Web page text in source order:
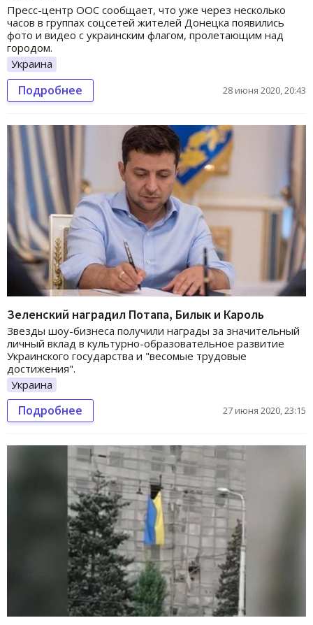
Пресс-центр ООС сообщает, что уже через несколько
часов в группах соцсетей жителей Донецка появились
фото и видео с украинским флагом, пролетающим над
городом.
Украина
Подробнее 28 июня 2020, 20:43
Зеленский наградил Потапа, Билык и Кароль
Звезды шоу-бизнеса получили награды за значительный
личный вклад в культурно-образовательное развитие
Украинского государства и "весомые трудовые
достижения".
Украина
Подробнее 27 июня 2020, 23:15